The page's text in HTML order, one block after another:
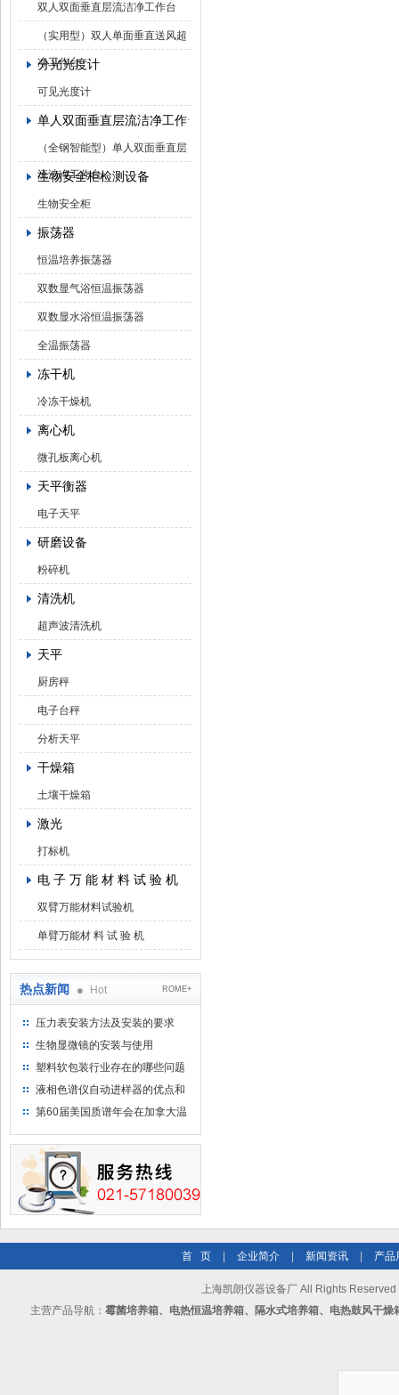
双人双面垂直层流洁净工作台
（实用型）双人单面垂直送风超
净工作台
分光光度计
可见光度计
单人双面垂直层流洁净工作台
（全钢智能型）单人双面垂直层
流洁净工作台
生物安全柜检测设备
生物安全柜
振荡器
恒温培养振荡器
双数显气浴恒温振荡器
双数显水浴恒温振荡器
全温振荡器
冻干机
冷冻干燥机
离心机
微孔板离心机
天平衡器
电子天平
研磨设备
粉碎机
清洗机
超声波清洗机
天平
厨房秤
电子台秤
分析天平
干燥箱
土壤干燥箱
激光
打标机
电 子 万 能 材 料 试 验 机
双臂万能材料试验机
单臂万能材 料 试 验 机
热点新闻 Hot ROME+
压力表安装方法及安装的要求
生物显微镜的安装与使用
塑料软包装行业存在的哪些问题
液相色谱仪自动进样器的优点和
维护
第60届美国质谱年会在加拿大温
首 页 企业简介 新闻资讯 产品
上海凯朗仪器设备厂 All Rights Reserved
主营产品导航： 霉菌培养箱、电热恒温培养箱、隔水式培养箱、电热鼓风干